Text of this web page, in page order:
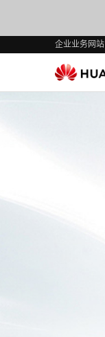
企业业务网站